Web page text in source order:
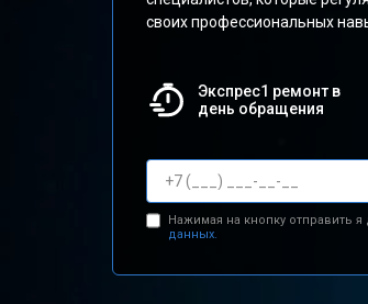
своих профессиональных
Экспрес1 ремонт в
день обращения
Нажимая на кнопку отправить
данных.